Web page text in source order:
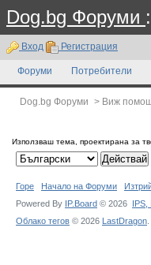
Dog.bg Форуми
Вход Регистрация
Форуми Потребители
Dog.bg Форуми > Виж
Използваш тема, проектирана за
Горе Начало на Форуми
Powered By IP.Board © 2026 IPS,
Облако тегов © 2026 LastDragon